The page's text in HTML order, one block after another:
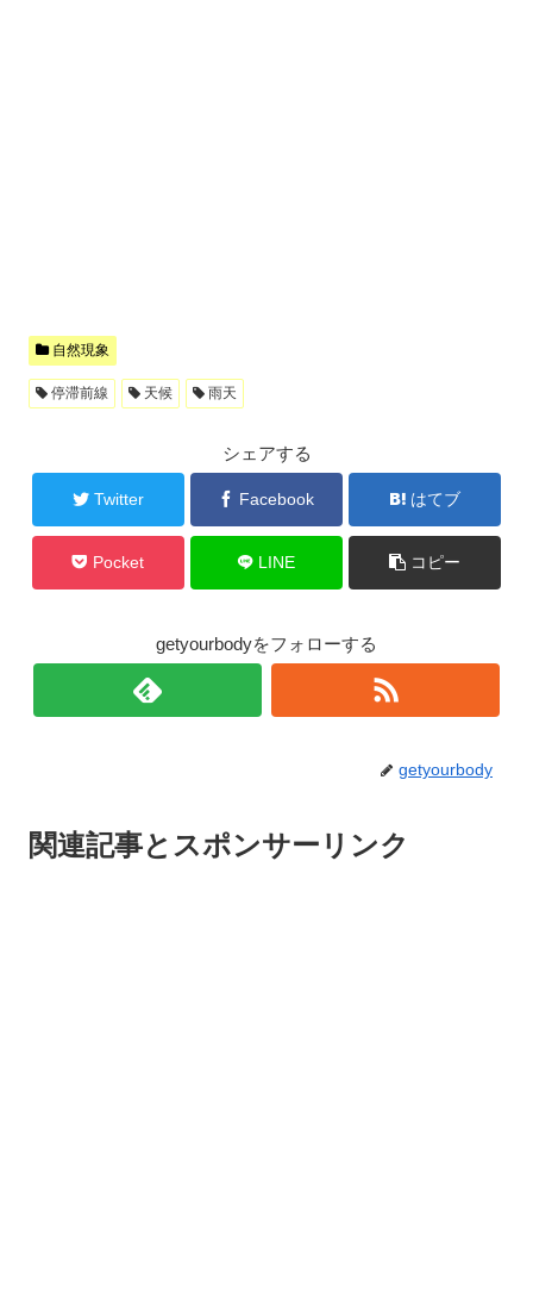
自然現象
停滞前線 天候 雨天
シェアする
Twitter Facebook はてブ
Pocket LINE コピー
getyourbodyをフォローする
getyourbody
関連記事とスポンサーリンク